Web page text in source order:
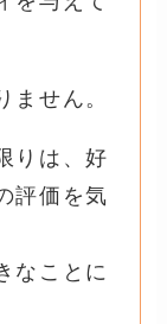
ません。
りは、好
評価を気
なことに